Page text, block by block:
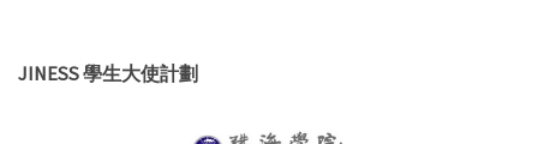
JINESS 學生大使計劃